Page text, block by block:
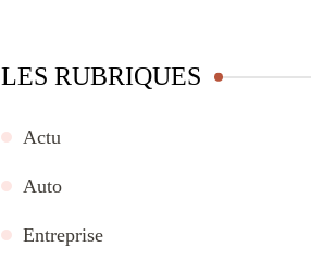
LES RUBRIQUES
Actu
Auto
Entreprise